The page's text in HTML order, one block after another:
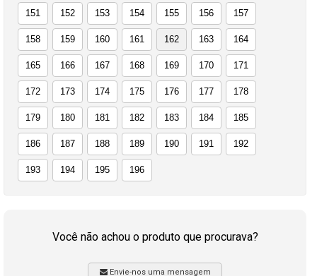
151 152 153 154 155 156 157
158 159 160 161 162 163 164
165 166 167 168 169 170 171
172 173 174 175 176 177 178
179 180 181 182 183 184 185
186 187 188 189 190 191 192
193 194 195 196
Você não achou o produto que procurava?
Envie-nos uma mensagem